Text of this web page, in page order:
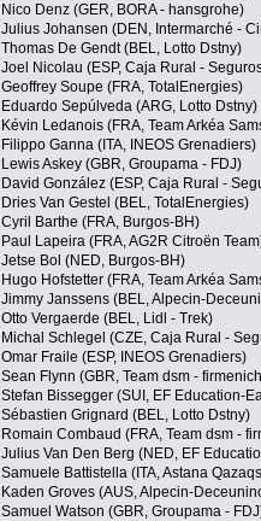
Nico Denz (GER, BORA - hansgrohe)
Julius Johansen (DEN, Intermarché -
Thomas De Gendt (BEL, Lotto Dstny)
Joel Nicolau (ESP, Caja Rural -
Geoffrey Soupe (FRA, TotalEnergies)
Eduardo Sepúlveda (ARG, Lotto Dstny)
Kévin Ledanois (FRA, Team Arkéa
Filippo Ganna (ITA, INEOS Grenadiers)
Lewis Askey (GBR, Groupama - FDJ)
David González (ESP, Caja Rural -
Dries Van Gestel (BEL, TotalEnergies)
Cyril Barthe (FRA, Burgos-BH)
Paul Lapeira (FRA, AG2R Citroën
Jetse Bol (NED, Burgos-BH)
Hugo Hofstetter (FRA, Team Arkéa
Jimmy Janssens (BEL, Alpecin-
Otto Vergaerde (BEL, Lidl - Trek)
Michal Schlegel (CZE, Caja Rural -
Omar Fraile (ESP, INEOS Grenadiers)
Sean Flynn (GBR, Team dsm -
Stefan Bissegger (SUI, EF Education-
Sébastien Grignard (BEL, Lotto Dstny)
Romain Combaud (FRA, Team dsm -
Julius Van Den Berg (NED, EF
Samuele Battistella (ITA, Astana
Kaden Groves (AUS, Alpecin-
Samuel Watson (GBR, Groupama -